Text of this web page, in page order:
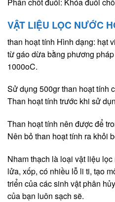
Phần chốt đuôi: Khóa đuôi
VẬT LIỆU LỌC NƯỚC
than hoạt tính Hình dạng: hạt
từ gáo dừa bằng phương
1000oC.
Sử dụng 500gr than hoạt tính
Than hoạt tính trước khi sử
Than hoạt tính nên được để
Nên bỏ than hoạt tính ra khỏi
Nham thạch là loại vật liệu
lửa, xốp, có nhiều lỗ li ti, tạo
triển của các sinh vật phân
của bạn luôn sạch sẽ.